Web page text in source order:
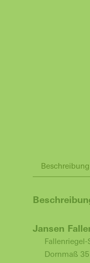
Beschreibung
Jansen
Dornmaß